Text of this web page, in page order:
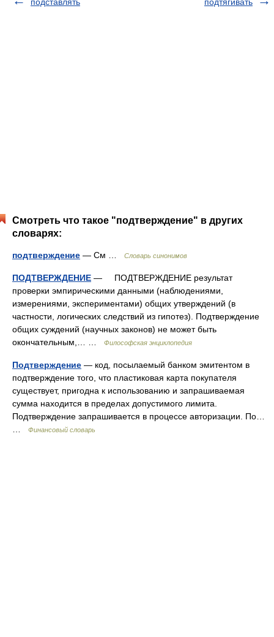
Смотреть что такое "подтверждение" в других
словарях:
подтверждение — См … Словарь синонимов
ПОДТВЕРЖДЕНИЕ — ПОДТВЕРЖДЕНИЕ результат
проверки эмпирическими данными (наблюдениями,
измерениями, экспериментами) общих утверждений (в
частности, логических следствий из гипотез). Подтверждение
общих суждений (научных законов) не может быть
окончательным,… …
Философская энциклопедия
Подтверждение — код, посылаемый банком эмитентом в
подтверждение того, что пластиковая карта покупателя
существует, пригодна к использованию и запрашиваемая
сумма находится в пределах допустимого лимита.
Подтверждение запрашивается в процессе авторизации. По…
Финансовый словарь